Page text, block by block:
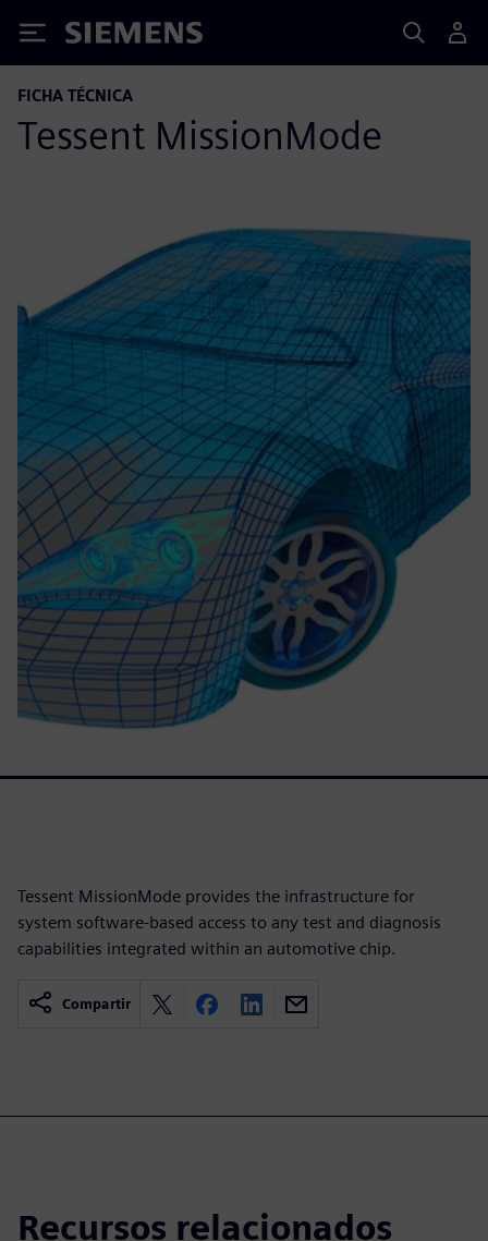
Siemens
FICHA TÉCNICA
Tessent MissionMode
Tessent MissionMode provides the infrastructure for
system software-based access to any test and diagnosis
capabilities integrated within an automotive chip.
Compartir
Recursos relacionados